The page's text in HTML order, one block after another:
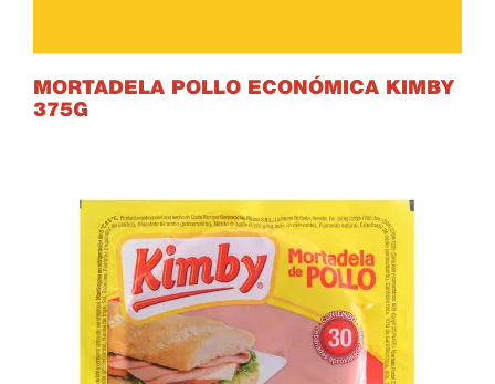
MORTADELA POLLO ECONÓMICA KIMBY
375G